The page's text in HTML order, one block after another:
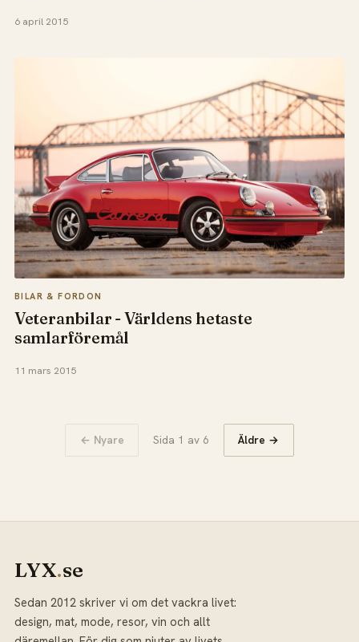
6 april 2015
BILAR & FORDON
Veteranbilar - Världens hetaste
samlarföremål
11 mars 2015
← Nyare Sida 1 av 6 Äldre →
LYX.se
Sedan 2012 skriver vi om det vackra livet:
design, mat, mode, resor, vin och allt